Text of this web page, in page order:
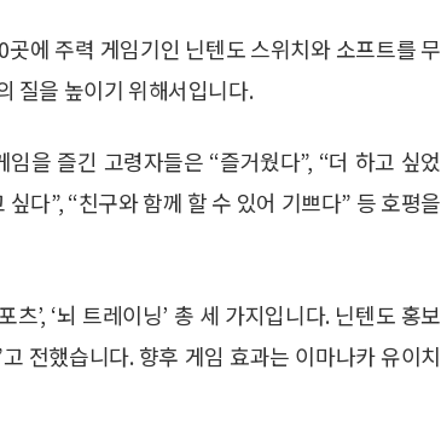
에 주력 게임기인 닌텐도 스위치와 소프트를 무
질을 높이기 위해서입니다.
을 즐긴 고령자들은 “즐거웠다”, “더 하고 싶었
다”, “친구와 함께 할 수 있어 기쁘다” 등 호평을
’, ‘뇌 트레이닝’ 총 세 가지입니다. 닌텐도 홍보
전했습니다. 향후 게임 효과는 이마나카 유이치